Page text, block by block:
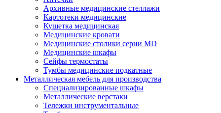
Архивные медицинские стеллажи
Картотеки медицинские
Кушетка медицинская
Медицинские кровати
Медицинские столики серии MD
Медицинские шкафы
Сейфы термостаты
Тумбы медицинские подкатные
Металлическая мебель для производства
Cпециализированные шкафы
Металлические верстаки
Тележки инструментальные